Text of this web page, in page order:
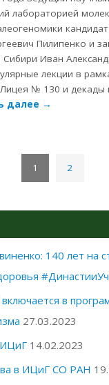
лабораторией
Пилипенко и
Сибири Иван
лекции в
Лицея № 130 и декады
далее →
1 2
140 лет на
в
27.03.2023
14.02.2023
в ИЦиГ СО РАН